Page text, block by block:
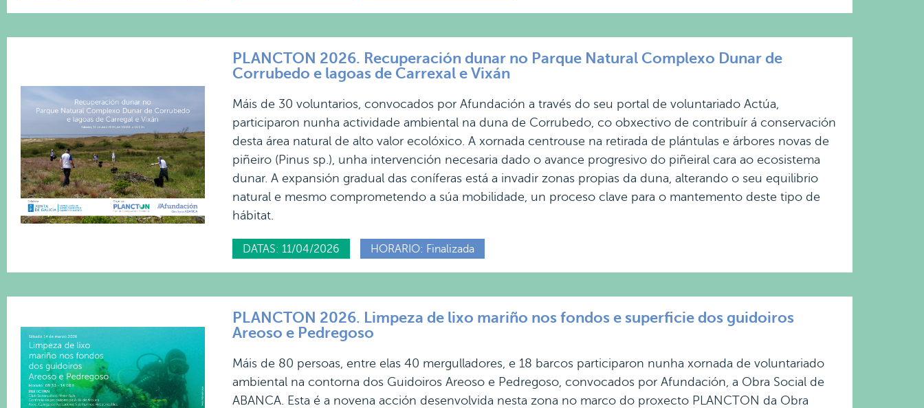
PLANCTON 2026. Recuperación dunar no Parque Natural Complexo Dunar de
Corrubedo e lagoas de Carrexal e Vixán
Máis de 30 voluntarios, convocados por Afundación a través do seu portal de voluntariado Actúa,
participaron nunha actividade ambiental na duna de Corrubedo, co obxectivo de contribuír á conservación
desta área natural de alto valor ecolóxico. A xornada centrouse na retirada de plántulas e árbores novas de
piñeiro (Pinus sp.), unha intervención necesaria dado o avance progresivo do piñeiral cara ao ecosistema
dunar. A expansión gradual das coníferas está a invadir zonas propias da duna, alterando o seu equilibrio
natural e mesmo comprometendo a súa mobilidade, un proceso clave para o mantemento deste tipo de
hábitat.
DATAS: 11/04/2026 HORARIO: Finalizada
PLANCTON 2026. Limpeza de lixo mariño nos fondos e superficie dos guidoiros
Areoso e Pedregoso
Máis de 80 persoas, entre elas 40 mergulladores, e 18 barcos participaron nunha xornada de voluntariado
ambiental na contorna dos Guidoiros Areoso e Pedregoso, convocados por Afundación, a Obra Social de
ABANCA. Esta é a novena acción desenvolvida nesta zona no marco do proxecto PLANCTON da Obra